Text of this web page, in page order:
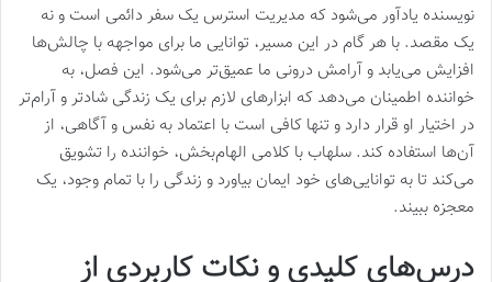
نویسنده یادآور می‌شود که مدیریت استرس یک سفر دائمی است و نه
یک مقصد. با هر گام در این مسیر، توانایی ما برای مواجهه با چالش‌ها
افزایش می‌یابد و آرامش درونی ما عمیق‌تر می‌شود. این فصل، به
خواننده اطمینان می‌دهد که ابزارهای لازم برای یک زندگی شادتر و آرام‌تر
در اختیار او قرار دارد و تنها کافی است با اعتماد به نفس و آگاهی، از
آن‌ها استفاده کند. سلهاب با کلامی الهام‌بخش، خواننده را تشویق
می‌کند تا به توانایی‌های خود ایمان بیاورد و زندگی را با تمام وجود، یک
معجزه ببیند.
درس‌های کلیدی و نکات کاربردی از